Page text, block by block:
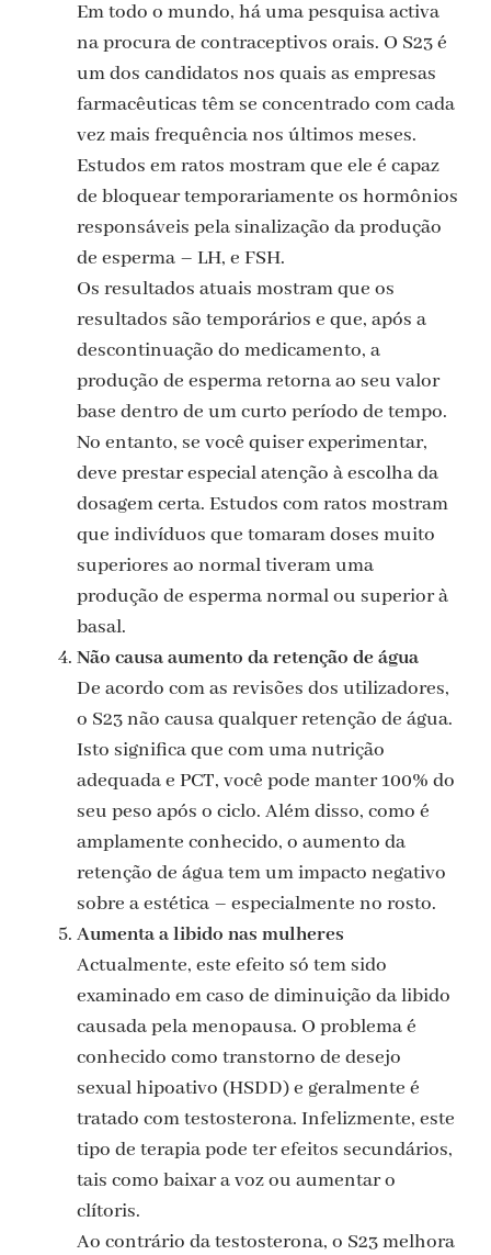
Em todo o mundo, há uma pesquisa activa
na procura de contraceptivos orais. O S23 é
um dos candidatos nos quais as empresas
farmacêuticas têm se concentrado com cada
vez mais frequência nos últimos meses.
Estudos em ratos mostram que ele é capaz
de bloquear temporariamente os hormônios
responsáveis pela sinalização da produção
de esperma – LH, e FSH.
Os resultados atuais mostram que os
resultados são temporários e que, após a
descontinuação do medicamento, a
produção de esperma retorna ao seu valor
base dentro de um curto período de tempo.
No entanto, se você quiser experimentar,
deve prestar especial atenção à escolha da
dosagem certa. Estudos com ratos mostram
que indivíduos que tomaram doses muito
superiores ao normal tiveram uma
produção de esperma normal ou superior à
basal.
Não causa aumento da retenção de água
De acordo com as revisões dos utilizadores,
o S23 não causa qualquer retenção de água.
Isto significa que com uma nutrição
adequada e PCT, você pode manter 100% do
seu peso após o ciclo. Além disso, como é
amplamente conhecido, o aumento da
retenção de água tem um impacto negativo
sobre a estética – especialmente no rosto.
Aumenta a libido nas mulheres
Actualmente, este efeito só tem sido
examinado em caso de diminuição da libido
causada pela menopausa. O problema é
conhecido como transtorno de desejo
sexual hipoativo (HSDD) e geralmente é
tratado com testosterona. Infelizmente, este
tipo de terapia pode ter efeitos secundários,
tais como baixar a voz ou aumentar o
clítoris.
Ao contrário da testosterona, o S23 melhora